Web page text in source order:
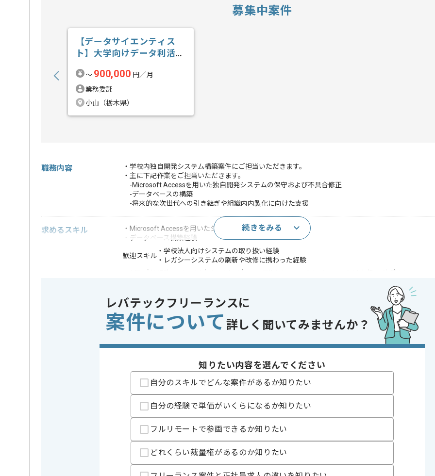
募集中案件
【データサイエンティス
ト】大学向けデータ利活用
〜 900,000 円／月
業務委託
小山（栃木県）
職務内容
・学校内独自開発システム構築案件にご担当いただきます。
・主に下記作業をご担当いただきます。
-Microsoft Accessを用いた独自開発システムの保守および不具合修正
-データベースの構築
-将来的な次世代への引き継ぎや組織内内製化に向けた支援
求めるスキル
・Microsoft Accessを用いたシステム構築経験
・データベース構築経験
歓迎スキル
・学校法人向けシステムの取り扱い経験
・レガシーシステムの刷新や改修に携わった経験
この案件で扱う技術 DB Access
この案件のポイント 業界
人材･教育
今回は学校内独自開発システム構築案件にご担当いただきます。
データベースエンジニアとしての実務経験を活かしたい方にお勧めです。
基本的には常駐での作業を見込んでおります。
チームでの開発が得意な方にマッチします。
続きをみる
レバテックフリーランスに
案件について 詳しく聞いてみませんか？
知りたい内容を選んでください
自分のスキルでどんな案件があるか知りたい
自分の経験で単価がいくらになるか知りたい
フルリモートで参画できるか知りたい
どれくらい裁量権があるのか知りたい